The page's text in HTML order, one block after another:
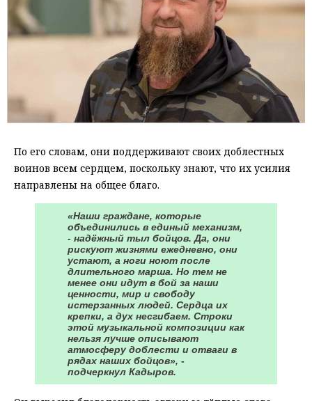
По его словам, они поддерживают своих доблестных
воинов всем сердцем, поскольку знают, что их усилия
направлены на общее благо.
«Наши граждане, которые
объединились в единый механизм,
- надёжный тыл бойцов. Да, они
рискуют жизнями ежедневно, они
устают, а ноги ноют после
длительного марша. Но тем не
менее они идут в бой за наши
ценности, мир и свободу
истерзанных людей. Сердца их
крепки, а дух несгибаем. Строки
этой музыкальной композиции как
нельзя лучше описывают
атмосферу доблести и отваги в
рядах наших бойцов», -
подчеркнул Кадыров.